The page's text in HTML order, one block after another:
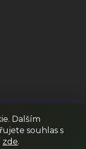
Dalším
souhlas s
zde.
PAINTBALL